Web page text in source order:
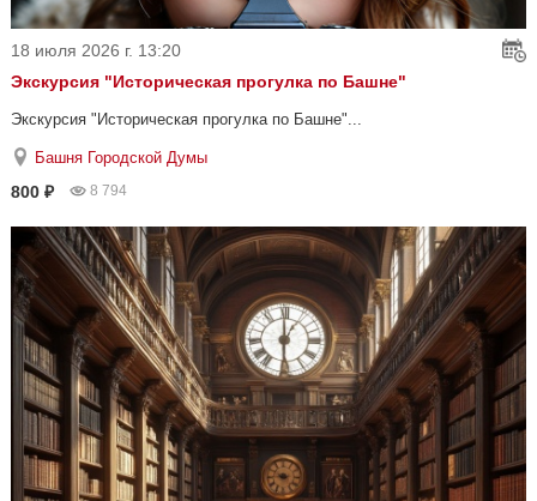
18 июля 2026 г. 13:20
Экскурсия "Историческая прогулка по Башне"
Экскурсия "Историческая прогулка по Башне"...
Башня Городской Думы
800 ₽ 8 794